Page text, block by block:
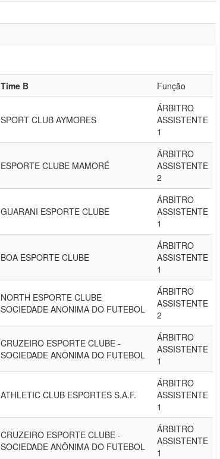
Time B Função
SPORT CLUB AYMORES
ÁRBITRO
ASSISTENTE
1
ESPORTE CLUBE MAMORÉ
ÁRBITRO
ASSISTENTE
2
GUARANI ESPORTE CLUBE
ÁRBITRO
ASSISTENTE
1
BOA ESPORTE CLUBE
ÁRBITRO
ASSISTENTE
1
NORTH ESPORTE CLUBE
SOCIEDADE ANONIMA DO FUTEBOL
ÁRBITRO
ASSISTENTE
2
CRUZEIRO ESPORTE CLUBE -
SOCIEDADE ANÔNIMA DO FUTEBOL
ÁRBITRO
ASSISTENTE
1
ATHLETIC CLUB ESPORTES S.A.F.
ÁRBITRO
ASSISTENTE
1
CRUZEIRO ESPORTE CLUBE -
SOCIEDADE ANÔNIMA DO FUTEBOL
ÁRBITRO
ASSISTENTE
1